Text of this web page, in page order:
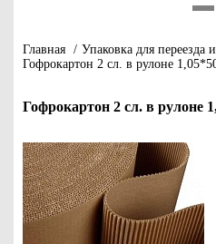
Главная / Упаковка для переезда
Гофрокартон 2 сл. в рулоне
Гофрокартон 2 сл. в рулоне